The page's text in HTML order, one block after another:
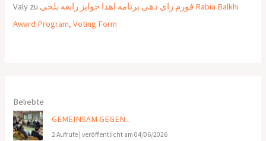
Valy zu فورم رای دهی برنامه اهدا جوایز رابعه بلخی Rabia Balkhi
Award Program, Voting Form
Beliebte
GEMEINSAM GEGEN...
2 Aufrufe |veröffentlicht am 04/06/2026